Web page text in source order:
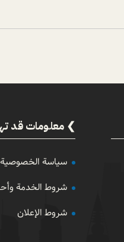
معلومات قد
سياسة الخصوصية
شروط الخدمة
شروط الإعلان